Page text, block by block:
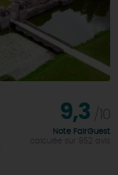
9,3
Note FairGuest